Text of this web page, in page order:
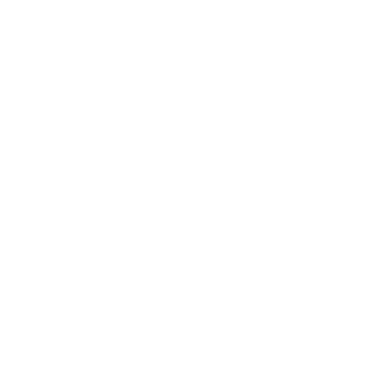
άφωνοι
λέει ψέμματα ότι είναι Σύρος!
πιο ακριβό «οικόπεδο» της
στη Χίο!!!